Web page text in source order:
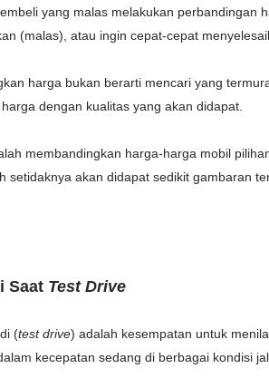
yang malas melakukan perbandingan
(malas), atau ingin cepat-cepat
harga bukan berarti mencari yang
dengan kualitas yang akan didapat.
membandingkan harga-harga mobil
setidaknya akan didapat sedikit gambaran
Saat Test Drive
(test drive) adalah kesempatan untuk
kecepatan sedang di berbagai kondisi